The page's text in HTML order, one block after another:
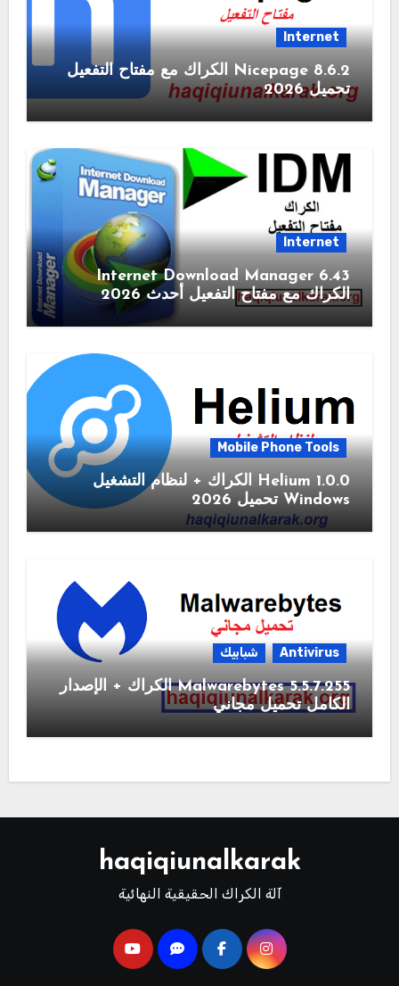
Internet
Nicepage 8.6.2 الكراك مع مفتاح التفعيل
تحميل 2026
Internet
6.43 Internet Download Manager
الكراك مع مفتاح التفعيل أحدث 2026
Mobile Phone Tools
1.0.0 Helium الكراك + لنظام التشغيل
Windows تحميل 2026
Antivirus شبابيك
Malwarebytes 5.5.7.255 الكراك + الإصدار
الكامل تحميل مجاني
haqiqiunalkarak
آلة الكراك الحقيقية النهائية